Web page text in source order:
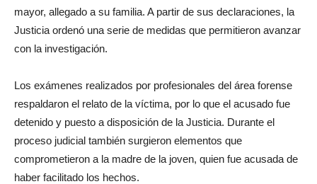
mayor, allegado a su familia. A partir de sus declaraciones, la
Justicia ordenó una serie de medidas que permitieron avanzar
con la investigación.
Los exámenes realizados por profesionales del área forense
respaldaron el relato de la víctima, por lo que el acusado fue
detenido y puesto a disposición de la Justicia. Durante el
proceso judicial también surgieron elementos que
comprometieron a la madre de la joven, quien fue acusada de
haber facilitado los hechos.